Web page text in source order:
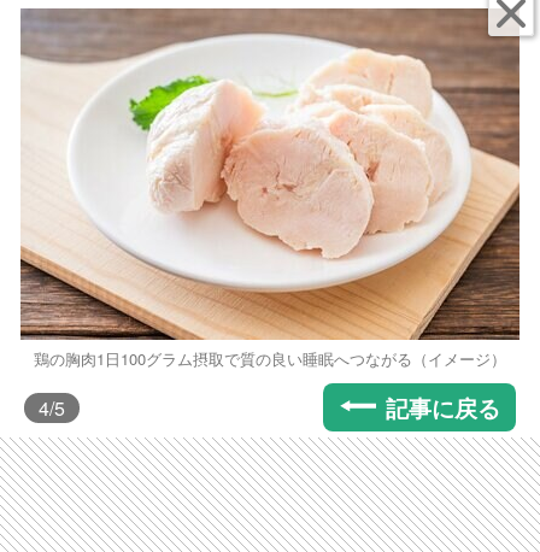
鶏の胸肉1日100グラム摂取で質の良い睡眠へつながる（イメージ）
4/5 記事に戻る